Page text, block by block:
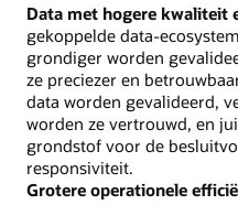
Data met hogere kwaliteit
gekoppelde data-
grondiger worden
ze preciezer en
data worden gevalideerd,
worden ze vertrouwd, en
grondstof voor de
responsiviteit.
Grotere operationele